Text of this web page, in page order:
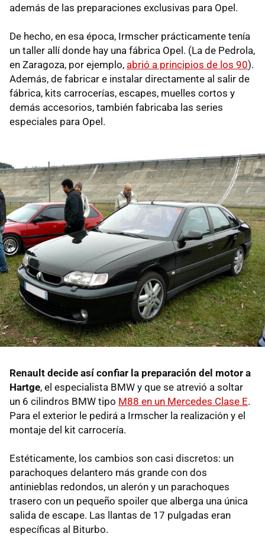
además de las preparaciones exclusivas para Opel.
De hecho, en esa época, Irmscher prácticamente tenía
un taller allí donde hay una fábrica Opel. (La de Pedrola,
en Zaragoza, por ejemplo, abrió a principios de los 90).
Además, de fabricar e instalar directamente al salir de
fábrica, kits carrocerías, escapes, muelles cortos y
demás accesorios, también fabricaba las series
especiales para Opel.
Renault decide así confiar la preparación del motor a
Hartge, el especialista BMW y que se atrevió a soltar
un 6 cilindros BMW tipo M88 en un Mercedes Clase E.
Para el exterior le pedirá a Irmscher la realización y el
montaje del kit carrocería.
Estéticamente, los cambios son casi discretos: un
parachoques delantero más grande con dos
antinieblas redondos, un alerón y un parachoques
trasero con un pequeño spoiler que alberga una única
salida de escape. Las llantas de 17 pulgadas eran
específicas al Biturbo.